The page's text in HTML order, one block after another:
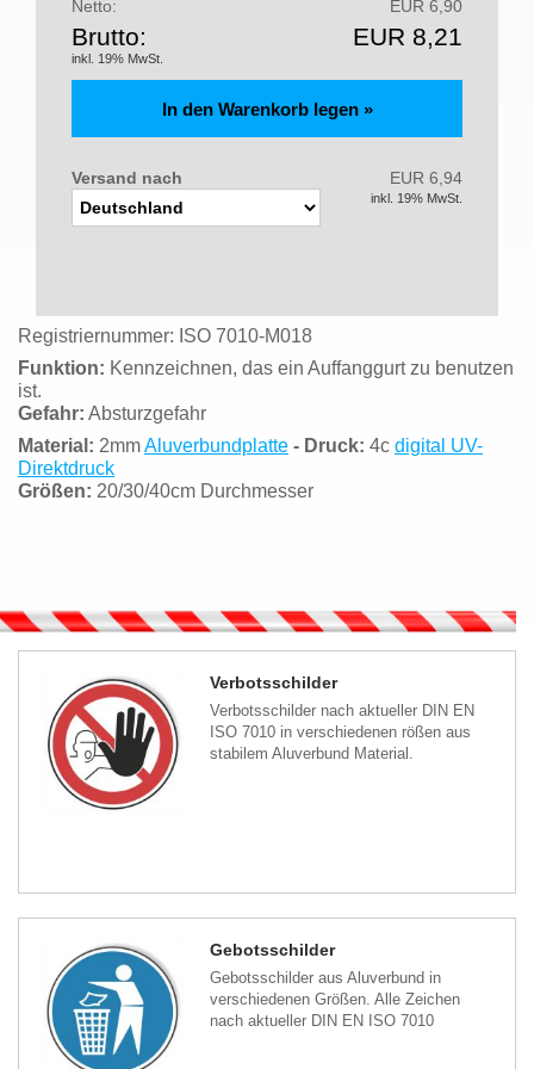
Netto: EUR 6,90
Brutto:
inkl. 19% MwSt.
EUR 8,21
Versand nach EUR 6,94
inkl. 19% MwSt.
Registriernummer: ISO 7010-M018
Funktion: Kennzeichnen, das ein Auffanggurt zu benutzen
ist.
Gefahr: Absturzgefahr
Material: 2mmAluverbundplatte - Druck: 4c digital UV-
Direktdruck
Größen: 20/30/40cm Durchmesser
Verbotsschilder
Verbotsschilder nach aktueller DIN EN
ISO 7010 in verschiedenen rößen aus
stabilem Aluverbund Material.
Gebotsschilder
Gebotsschilder aus Aluverbund in
verschiedenen Größen. Alle Zeichen
nach aktueller DIN EN ISO 7010